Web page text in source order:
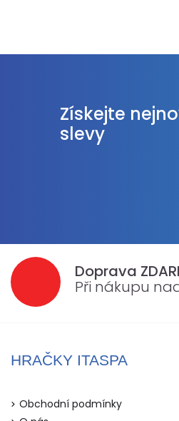
Získejte
slevy
Doprava
Při nákupu
HRAČKY ITASPA
Obchodní podmínky